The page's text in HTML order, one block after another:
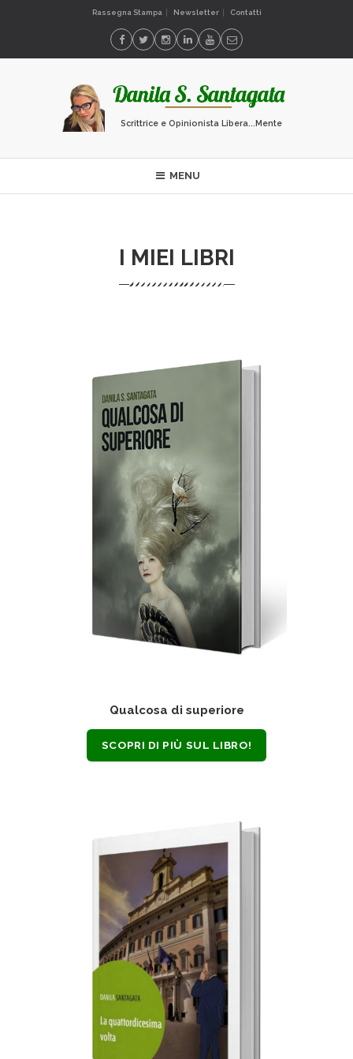
Rassegna Stampa Newsletter Contatti
Scrittrice e Opinionista Libera...Mente
MENU
I MIEI LIBRI
Qualcosa di superiore
SCOPRI DI PIÙ SUL LIBRO!